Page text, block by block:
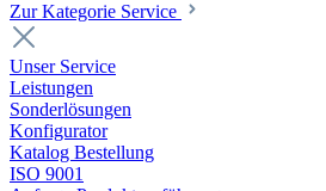
Zur Kategorie Service
Unser Service
Leistungen
Sonderlösungen
Konfigurator
Katalog Bestellung
ISO 9001